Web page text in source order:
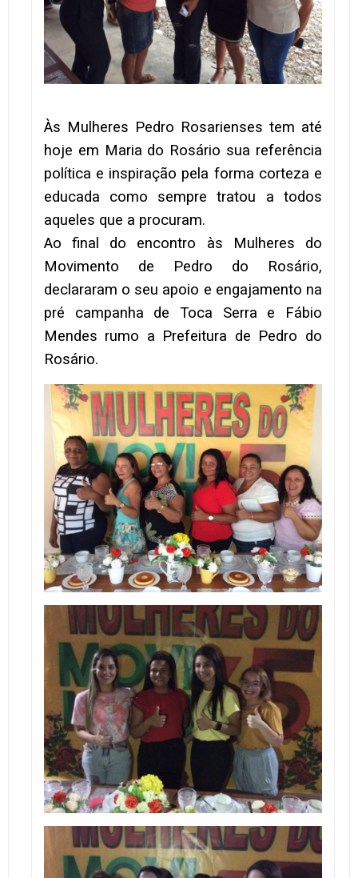
Às Mulheres Pedro Rosarienses tem até
hoje em Maria do Rosário sua referência
política e inspiração pela forma corteza e
educada como sempre tratou a todos
aqueles que a procuram.
Ao final do encontro às Mulheres do
Movimento de Pedro do Rosário,
declararam o seu apoio e engajamento na
pré campanha de Toca Serra e Fábio
Mendes rumo a Prefeitura de Pedro do
Rosário.